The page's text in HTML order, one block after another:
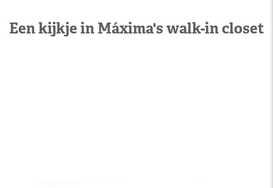
Een kijkje in Máxima's walk-in closet